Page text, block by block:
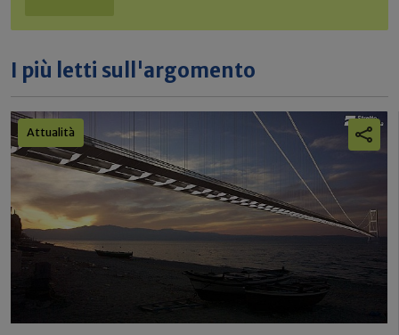
I più letti sull'argomento
Attualità